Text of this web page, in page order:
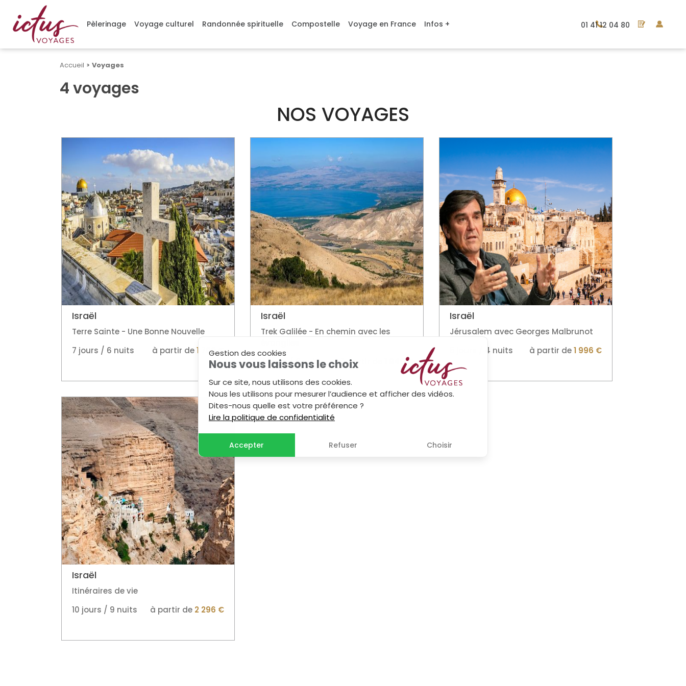
Gérer mes cookies
Gestion des cookies
Nous vous laissons le choix
Sur ce site, nous utilisons des cookies.
Nous les utilisons pour mesurer l’audience et afficher des vidéos.
Dites-nous quelle est votre préférence ?
Lire la politique de confidentialité
Accepter Refuser Choisir
Pèlerinage Voyage culturel Randonnée spirituelle Compostelle Voyage en France Infos + 01 41 12 04 80
Accueil > Voyages
4 voyages
NOS VOYAGES
Israël
Terre Sainte - Une Bonne Nouvelle
7 jours / 6 nuits
à partir de1 790 €
Israël
Trek Galilée - En chemin avec les
7 jours / 6 nuits
à partir de 1 940 €
Israël
Jérusalem avec Georges Malbrunot
5 jours / 4 nuits
à partir de1 996 €
Israël
Itinéraires de vie
10 jours / 9 nuits
à partir de 2 296 €